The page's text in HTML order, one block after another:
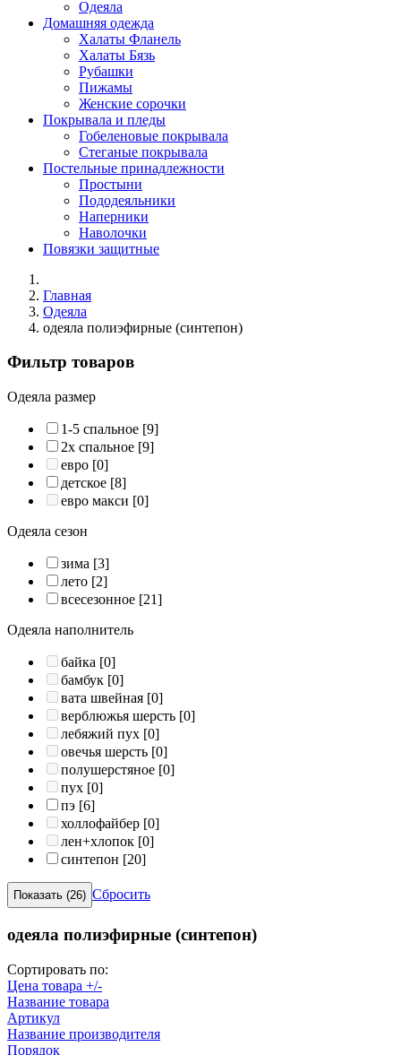
Одеяла
Домашняя одежда
Халаты Фланель
Халаты Бязь
Рубашки
Пижамы
Женские сорочки
Покрывала и пледы
Гобеленовые покрывала
Стеганые покрывала
Постельные принадлежности
Простыни
Пододеяльники
Наперники
Наволочки
Повязки защитные
Главная
Одеяла
одеяла полиэфирные (синтепон)
Фильтр товаров
Одеяла размер
1-5 спальное [9]
2х спальное [9]
евро [0]
детское [8]
евро макси [0]
Одеяла сезон
зима [3]
лето [2]
всесезонное [21]
Одеяла наполнитель
байка [0]
бамбук [0]
вата швейная [0]
верблюжья шерсть [0]
лебяжий пух [0]
овечья шерсть [0]
полушерстяное [0]
пух [0]
пэ [6]
холлофайбер [0]
лен+хлопок [0]
синтепон [20]
Сбросить
одеяла полиэфирные (синтепон)
Сортировать по:
Цена товара +/-
Название товара
Артикул
Название производителя
Порядок